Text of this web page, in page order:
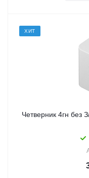
ХИТ
Четверник 4гн без